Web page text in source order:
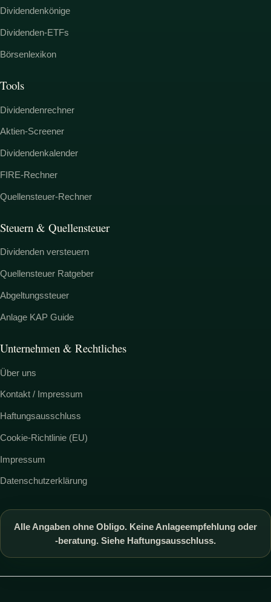
Dividendenkönige
Dividenden-ETFs
Börsenlexikon
Tools
Dividendenrechner
Aktien-Screener
Dividendenkalender
FIRE-Rechner
Quellensteuer-Rechner
Steuern & Quellensteuer
Dividenden versteuern
Quellensteuer Ratgeber
Abgeltungssteuer
Anlage KAP Guide
Unternehmen & Rechtliches
Über uns
Kontakt / Impressum
Haftungsausschluss
Cookie-Richtlinie (EU)
Impressum
Datenschutzerklärung
Alle Angaben ohne Obligo. Keine Anlageempfehlung oder
-beratung. Siehe Haftungsausschluss.